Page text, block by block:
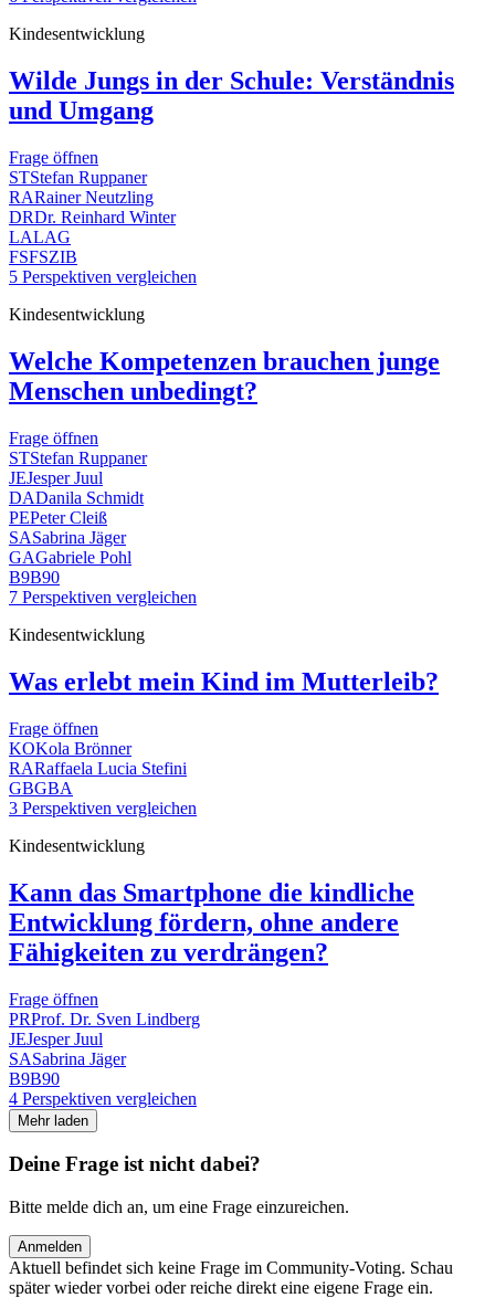
Kindesentwicklung
Wilde Jungs in der Schule: Verständnis
und Umgang
Frage öffnen
STStefan Ruppaner
RARainer Neutzling
DRDr. Reinhard Winter
LALAG
FSFSZIB
5 Perspektiven vergleichen
Kindesentwicklung
Welche Kompetenzen brauchen junge
Menschen unbedingt?
Frage öffnen
STStefan Ruppaner
JEJesper Juul
DADanila Schmidt
PEPeter Cleiß
SASabrina Jäger
GAGabriele Pohl
B9B90
7 Perspektiven vergleichen
Kindesentwicklung
Was erlebt mein Kind im Mutterleib?
Frage öffnen
KOKola Brönner
RARaffaela Lucia Stefini
GBGBA
3 Perspektiven vergleichen
Kindesentwicklung
Kann das Smartphone die kindliche
Entwicklung fördern, ohne andere
Fähigkeiten zu verdrängen?
Frage öffnen
PRProf. Dr. Sven Lindberg
JEJesper Juul
SASabrina Jäger
B9B90
4 Perspektiven vergleichen
Mehr laden
Deine Frage ist nicht dabei?
Bitte melde dich an, um eine Frage einzureichen.
Anmelden
Aktuell befindet sich keine Frage im Community-Voting. Schau
später wieder vorbei oder reiche direkt eine eigene Frage ein.